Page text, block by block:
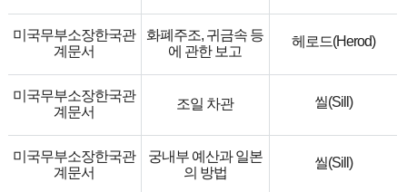
미국무부소장한국관
계문서
화폐주조, 귀금속 등
에 관한 보고
헤로드(Herod)
미국무부소장한국관
계문서
조일 차관 씰(Sill)
미국무부소장한국관
계문서
궁내부 예산과 일본
의 방법
씰(Sill)